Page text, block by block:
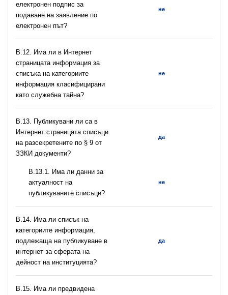
електронен подпис за
подаване на заявление по
електронен път?
не
В.12. Има ли в Интернет
страницата информация за
списъка на категориите
информация класифицирани
като служебна тайна?
не
В.13. Публикувани ли са в
Интернет страницата списъци
на разсекретените по § 9 от
ЗЗКИ документи?
да
В.13.1. Има ли данни за
актуалност на
публикуваните списъци?
не
В.14. Има ли списък на
категориите информация,
подлежаща на публикуване в
интернет за сферата на
дейност на институцията?
да
В.15. Има ли предвидена